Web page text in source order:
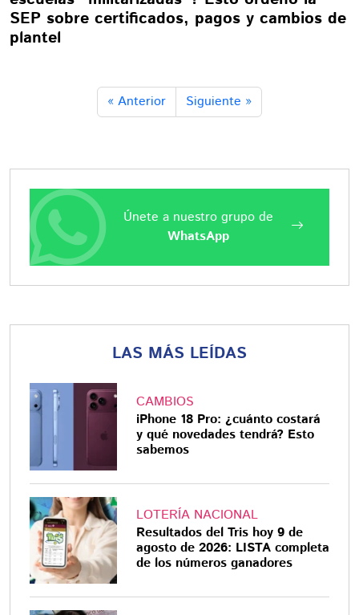
SEP sobre certificados, pagos y cambios de
plantel
« Anterior Siguiente »
Únete a nuestro grupo de
WhatsApp
LAS MÁS LEÍDAS
CAMBIOS
iPhone 18 Pro: ¿cuánto costará
y qué novedades tendrá? Esto
sabemos
LOTERÍA NACIONAL
Resultados del Tris hoy 9 de
agosto de 2026: LISTA completa
de los números ganadores